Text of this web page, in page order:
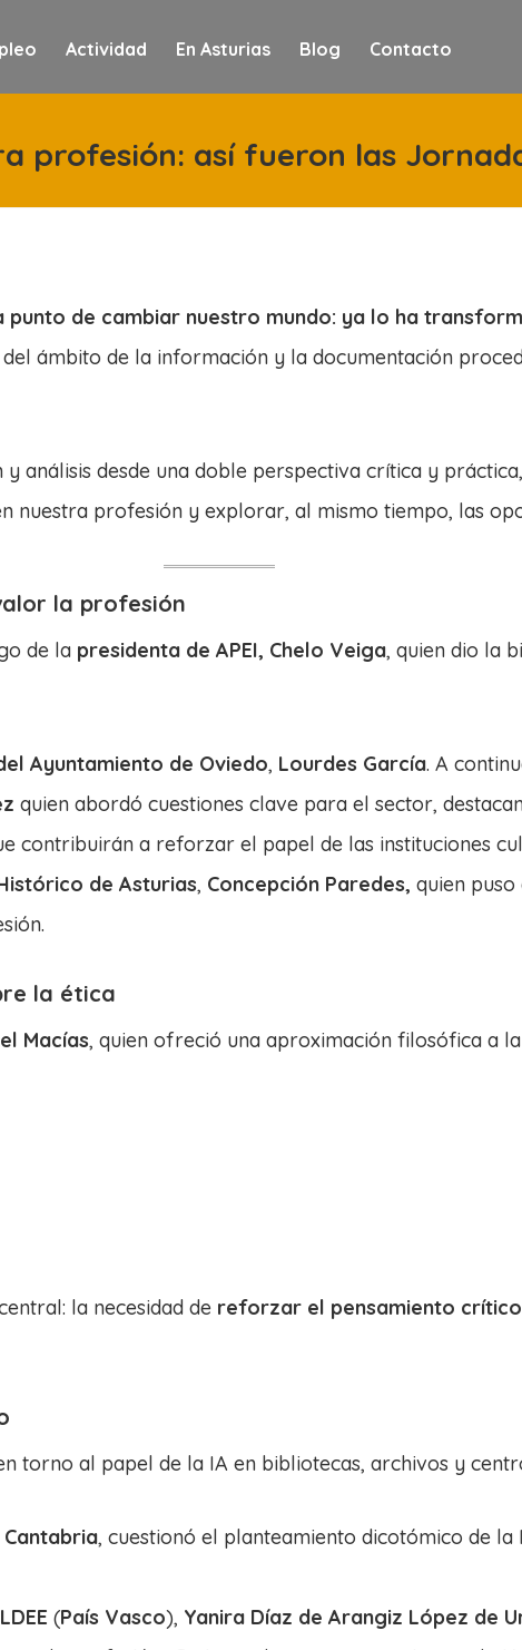
Actividad En Asturias Blog Contacto
profesión: así fueron las
de cambiar nuestro mundo: ya lo ha
ámbito de la información y la documentación
análisis desde una doble perspectiva crítica y
nuestra profesión y explorar, al mismo tiempo, las
la profesión
de la presidenta de APEI, Chelo Veiga, quien dio la
Ayuntamiento de Oviedo, Lourdes García. A
quien abordó cuestiones clave para el sector,
contribuirán a reforzar el papel de las instituciones
de Asturias, Concepción Paredes, quien
la ética
Macías, quien ofreció una aproximación filosófica a
la necesidad de reforzar el pensamiento crítico
torno al papel de la IA en bibliotecas, archivos y
Cantabria, cuestionó el planteamiento dicotómico de la
(País Vasco), Yanira Díaz de Arangiz López de